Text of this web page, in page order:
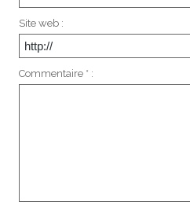
Site web :
Commentaire * :